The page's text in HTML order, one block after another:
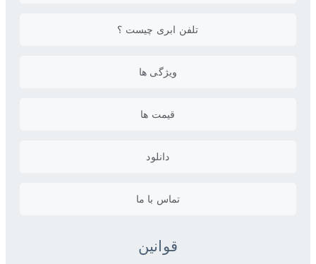
تلفن ابری چیست ؟
ویژگی ها
قیمت ها
دانلود
تماس با ما
قوانین